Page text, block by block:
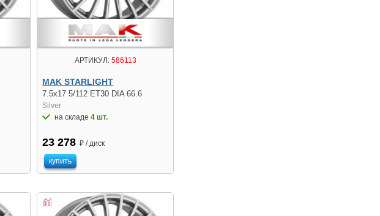
АРТИКУЛ:586113
MAK STARLIGHT
7.5x17 5/112 ET30 DIA 66.6
Silver
на складе4 шт.
23 278 ₽ / диск
купить